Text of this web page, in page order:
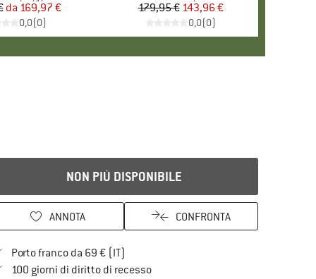
Prezzo
Prezzo ridotto
da 169,97 €
0,0(0)
Prezzo
179,95 € Prezzo ridotto
143,96 €
0,0(0)
NON PIÙ DISPONIBILE
ANNOTA CONFRONTA
Porto franco da 69 € (IT)
100 giorni di diritto di recessoVai alla politica di recesso qui Si